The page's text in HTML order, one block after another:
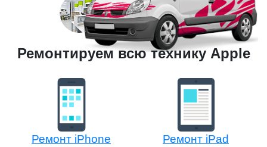
Ремонтируем всю технику Apple
Ремонт iPhone Ремонт iPad